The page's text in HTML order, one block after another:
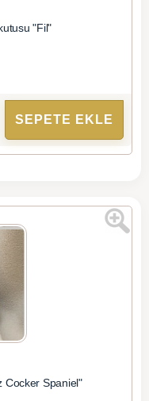
"Fil"
SEPETE EKLE
Cocker Spaniel"